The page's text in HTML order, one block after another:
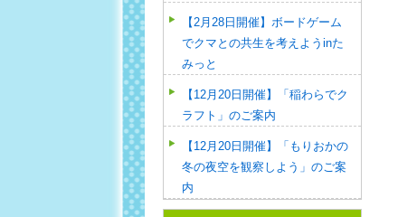
【2月28日開催】ボードゲーム
でクマとの共生を考えようinた
みっと
【12月20日開催】「稲わらでク
ラフト」のご案内
【12月20日開催】「もりおかの
冬の夜空を観察しよう」のご案
内